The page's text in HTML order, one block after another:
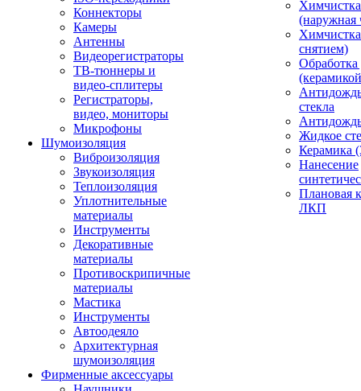
Коннекторы
Камеры
Антенны
Видеорегистраторы
ТВ-тюннеры и
видео-сплитеры
Регистраторы,
видео, мониторы
Микрофоны
Шумоизоляция
Виброизоляция
Звукоизоляция
Теплоизоляция
Уплотнительные
материалы
Инструменты
Декоративные
материалы
Противоскрипичные
материалы
Мастика
Инструменты
Автоодеяло
Архитектурная
шумоизоляция
Фирменные аксессуары
(наружная
снятием)
Обработка
стекла
Жидкое
Керамика
Нанесение
Плановая
ЛКП